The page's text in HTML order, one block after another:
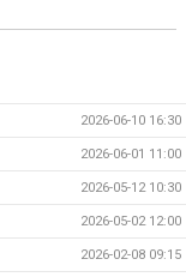
2026-06-10 16:30
2026-06-01 11:00
2026-05-12 10:30
2026-05-02 12:00
2026-02-08 09:15